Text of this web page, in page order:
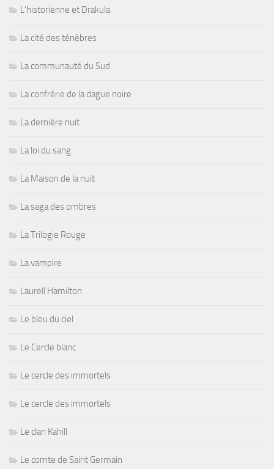
L'historienne et Drakula
La cité des ténèbres
La communauté du Sud
La confrérie de la dague noire
La dernière nuit
La loi du sang
La Maison de la nuit
La saga des ombres
La Trilogie Rouge
La vampire
Laurell Hamilton
Le bleu du ciel
Le Cercle blanc
Le cercle des immortels
Le cercle des immortels
Le clan Kahill
Le comte de Saint Germain